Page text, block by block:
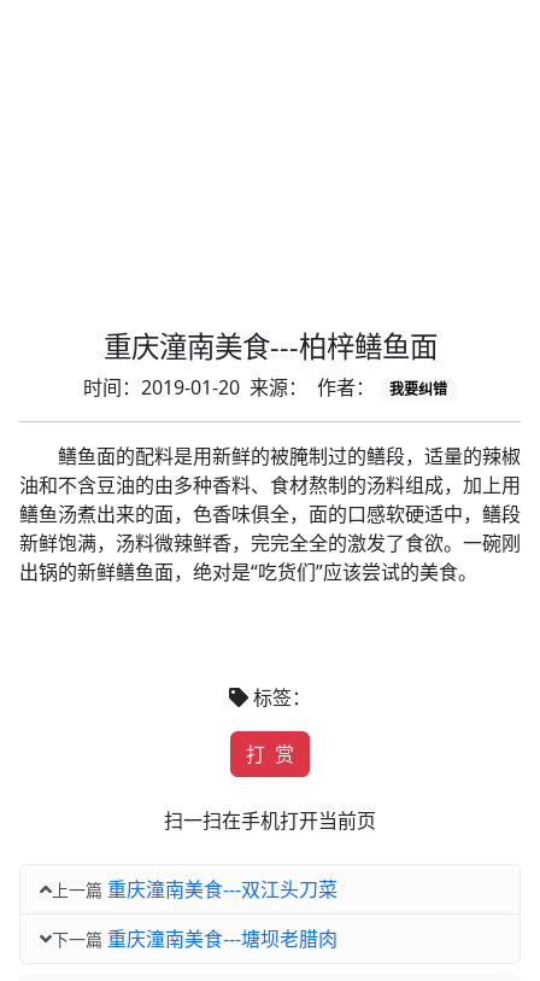
重庆潼南美食---柏梓鳝鱼面
时间：2019-01-20 来源： 作者： 我要纠错
鳝鱼面的配料是用新鲜的被腌制过的鳝段，适量的辣椒
油和不含豆油的由多种香料、食材熬制的汤料组成，加上用
鳝鱼汤煮出来的面，色香味俱全，面的口感软硬适中，鳝段
新鲜饱满，汤料微辣鲜香，完完全全的激发了食欲。一碗刚
出锅的新鲜鳝鱼面，绝对是“吃货们”应该尝试的美食。
标签：
打 赏
扫一扫在手机打开当前页
上一篇 重庆潼南美食---双江头刀菜
下一篇 重庆潼南美食---塘坝老腊肉